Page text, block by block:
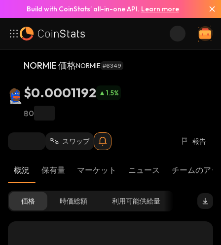
Build with CoinStats’ all-in-one API. Learn more
NORMIE 価格NORMIE #6349
$0.0001192 1.5%
฿0
スワップ 報告
概況 保有量 マーケット ニュース チームのア
価格 時価総額 利用可能供給量